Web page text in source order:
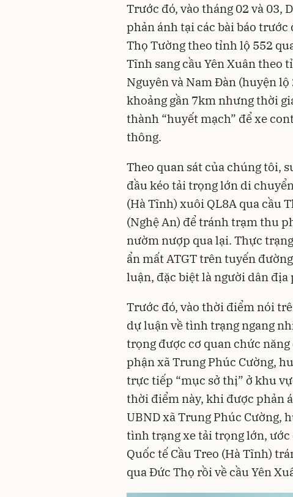
Trước đó, vào tháng 02 và 03,
phản ánh tại các bài báo
Thọ Tường theo tỉnh lộ 552
Tĩnh sang cầu Yên Xuân theo
Nguyên và Nam Đàn (huyện
khoảng gần 7km nhưng thời
thành “huyết mạch” để xe
thông.
Theo quan sát của chúng tôi,
đầu kéo tải trọng lớn di
(Hà Tĩnh) xuôi QL8A qua cầu
(Nghệ An) để tránh trạm thu
nườm nượp qua lại. Thực
ẩn mất ATGT trên tuyến
luận, đặc biệt là người dân địa
Trước đó, vào thời điểm nói
dự luận về tình trạng ngang
trọng được cơ quan chức
phận xã Trung Phúc Cường,
trực tiếp “mục sở thị” ở khu
thời điểm này, khi được phản
UBND xã Trung Phúc Cường,
tình trạng xe tải trọng lớn, ước
Quốc tế Cầu Treo (Hà Tĩnh)
qua Đức Thọ rồi về cầu Yên